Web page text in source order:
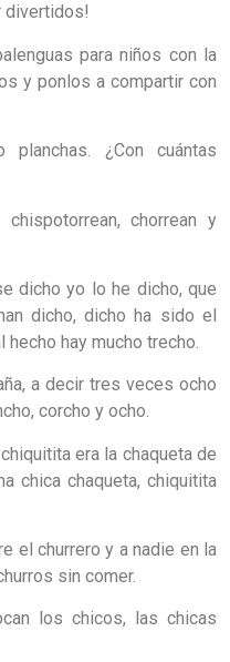
divertidos!
para niños con la
y ponlos a compartir con
planchas. ¿Con cuántas
chorrean y
dicho yo lo he dicho, que
dicho, dicho ha sido el
hay mucho trecho.
a decir tres veces ocho
corcho y ocho.
era la chaqueta de
chica chaqueta, chiquitita
el churrero y a nadie en la
sin comer.
los chicos, las chicas